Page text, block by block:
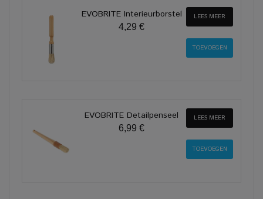
EVOBRITE Interieurborstel
4,29 €
LEES MEER
EVOBRITE Detailpenseel
6,99 €
LEES MEER